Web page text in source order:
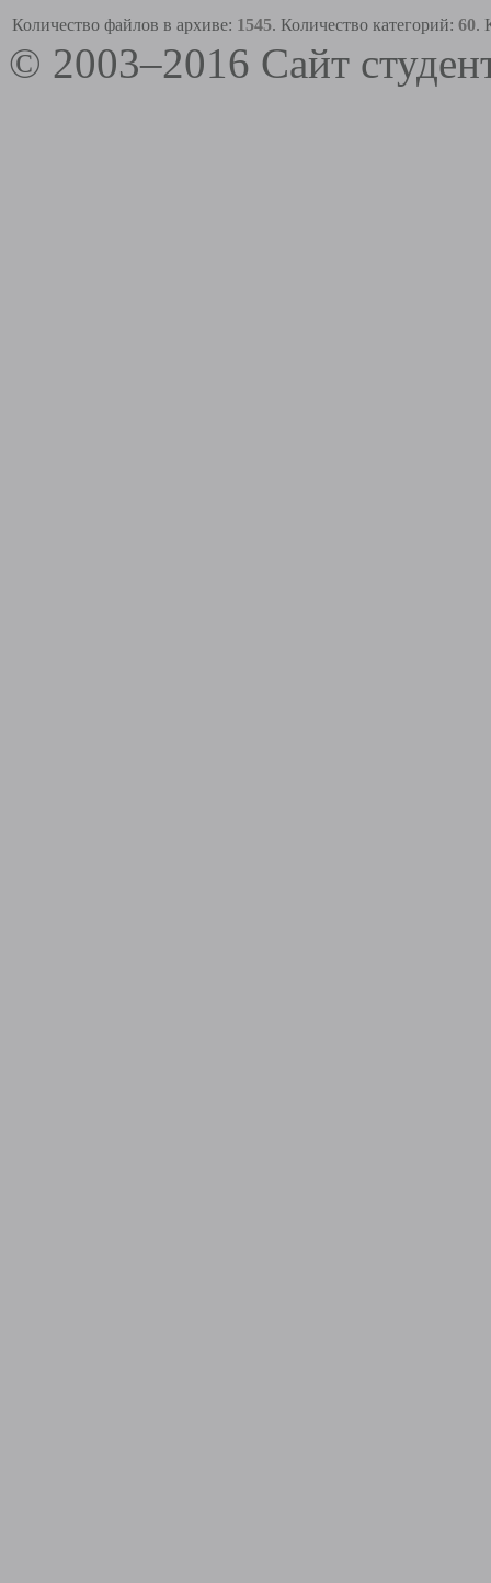
Количество файлов в архиве: 1545. Количество категорий: 60.
© 2003–2016 Сайт